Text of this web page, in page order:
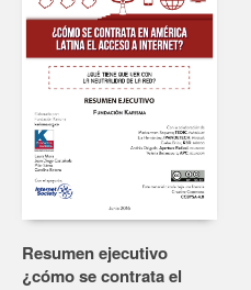
Resumen ejecutivo
¿cómo se contrata el